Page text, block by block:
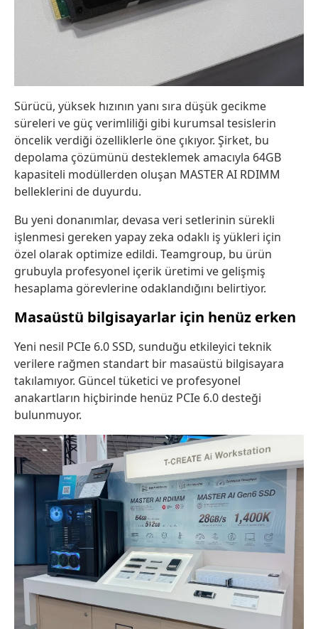
Sürücü, yüksek hızının yanı sıra düşük gecikme
süreleri ve güç verimliliği gibi kurumsal tesislerin
öncelik verdiği özelliklerle öne çıkıyor. Şirket, bu
depolama çözümünü desteklemek amacıyla 64GB
kapasiteli modüllerden oluşan MASTER AI RDIMM
belleklerini de duyurdu.
Bu yeni donanımlar, devasa veri setlerinin sürekli
işlenmesi gereken yapay zeka odaklı iş yükleri için
özel olarak optimize edildi. Teamgroup, bu ürün
grubuyla profesyonel içerik üretimi ve gelişmiş
hesaplama görevlerine odaklandığını belirtiyor.
Masaüstü bilgisayarlar için henüz erken
Yeni nesil PCIe 6.0 SSD, sunduğu etkileyici teknik
verilere rağmen standart bir masaüstü bilgisayara
takılamıyor. Güncel tüketici ve profesyonel
anakartların hiçbirinde henüz PCIe 6.0 desteği
bulunmuyor.